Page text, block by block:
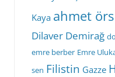
Kaya ahmet örs
Dilaver Demirağ
emre berber Emre
sen Filistin Gazze